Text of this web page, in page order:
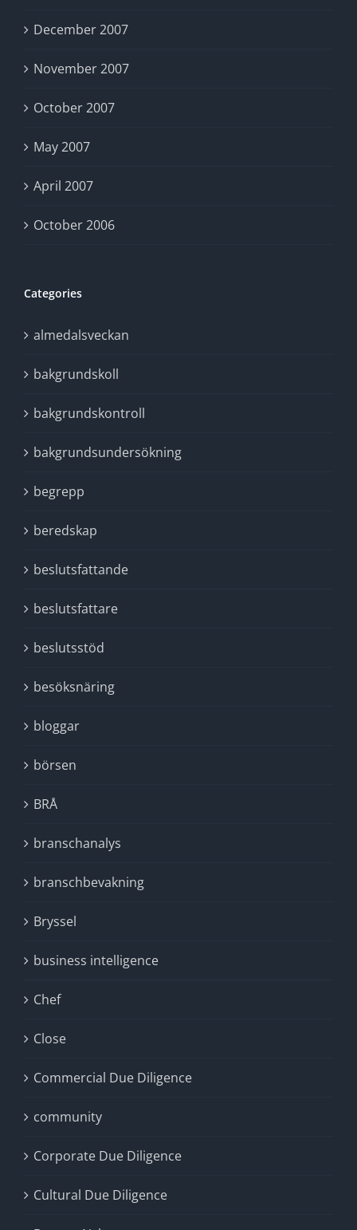
December 2007
November 2007
October 2007
May 2007
April 2007
October 2006
Categories
almedalsveckan
bakgrundskoll
bakgrundskontroll
bakgrundsundersökning
begrepp
beredskap
beslutsfattande
beslutsfattare
beslutsstöd
besöksnäring
bloggar
börsen
BRÅ
branschanalys
branschbevakning
Bryssel
business intelligence
Chef
Close
Commercial Due Diligence
community
Corporate Due Diligence
Cultural Due Diligence